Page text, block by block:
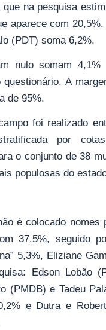
que na pesquisa
aparece com
(PDT) soma 6,2%.
nulo somam
questionário. A
de 95%.
foi realizado
por
o conjunto de 38
populosas do
é colocado
37,5%, seguido
5,3%, Eliziane
Edson Lobão
(PMDB) e Tadeu
e Dutra e